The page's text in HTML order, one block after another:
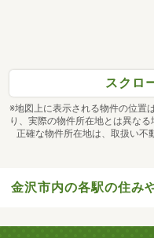
スクロ
※地図上に表示される物件の位置
り、実際の物件所在地とは異なる
正確な物件所在地は、取扱い不
金沢市内の各駅の住み